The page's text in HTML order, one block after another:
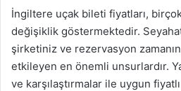
İngiltere uçak bileti fiyatları,
değişiklik göstermektedir.
şirketiniz ve rezervasyon
etkileyen en önemli unsurlardır.
ve karşılaştırmalar ile uygun